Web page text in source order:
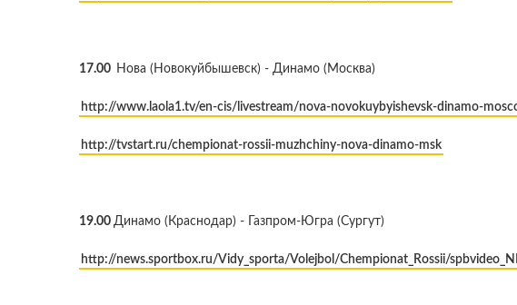
17.00 Нова (Новокуйбышевск) - Динамо (Москва)
http://www.laola1.tv/en-cis/livestream/nova-novokuybyishevsk-dinamo-
http://tvstart.ru/chempionat-rossii-muzhchiny-nova-dinamo-msk
19.00 Динамо (Краснодар) - Газпром-Югра (Сургут)
http://news.sportbox.ru/Vidy_sporta/Volejbol/Chempionat_Rossii/